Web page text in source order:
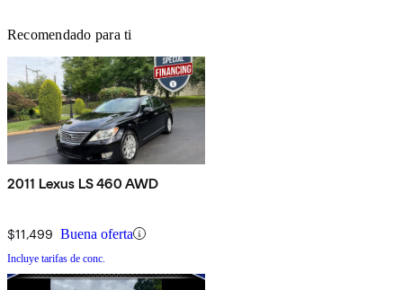
Recomendado para ti
2011 Lexus LS 460 AWD
$11,499 Buena oferta
Incluye tarifas de conc.